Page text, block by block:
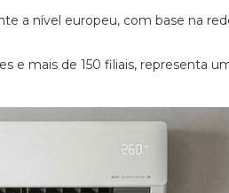
a nível europeu, com base na
e mais de 150 filiais, representa